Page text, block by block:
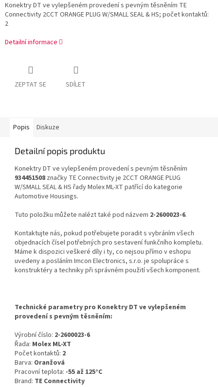
Konektry DT ve vylepšeném provedení s pevným těsněním TE
Connectivity 2CCT ORANGE PLUG W/SMALL SEAL & HS; počet kontaktů:
2
Detailní informace
ZEPTAT SE SDÍLET
Popis Diskuze
Detailní popis produktu
Konektry DT ve vylepšeném provedení s pevným těsněním
934451508 značky TE Connectivity je 2CCT ORANGE PLUG
W/SMALL SEAL & HS řady Molex ML-XT patřící do kategorie
Automotive Housings.
Tuto položku můžete nalézt také pod názvem 2-2600023-6.
Kontaktujte nás, pokud potřebujete poradit s vybráním všech
objednacích čísel potřebných pro sestavení funkčního kompletu.
Máme k dispozici veškeré díly i ty, co nejsou přímo v eshopu
uvedeny a posláním Imcon Electronics, s.r.o. je spolupráce s
konstruktéry a techniky při správném použití všech komponent.
Technické parametry pro Konektry DT ve vylepšeném
provedení s pevným těsněním:
Výrobní číslo: 2-2600023-6
Řada: Molex ML-XT
Počet kontaktů: 2
Barva: Oranžová
Pracovní teplota: -55 až 125°C
Brand: TE Connectivity